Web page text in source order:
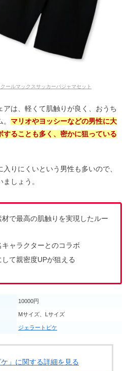
ールマックスサッカーパジャマセット
アは、軽くて肌触りが良く、おうち
マリオやヨッシーなどの男性に大
することも多く、密かに狙っている
りにくいという男性も多いので、
しょう。
で最高の肌触りを実現したルー
ャラクターとのコラボ
て親密度UPが狙える
10000円
Mサイズ、Lサイズ
ジェラートピケ
」に関する詳細を見る